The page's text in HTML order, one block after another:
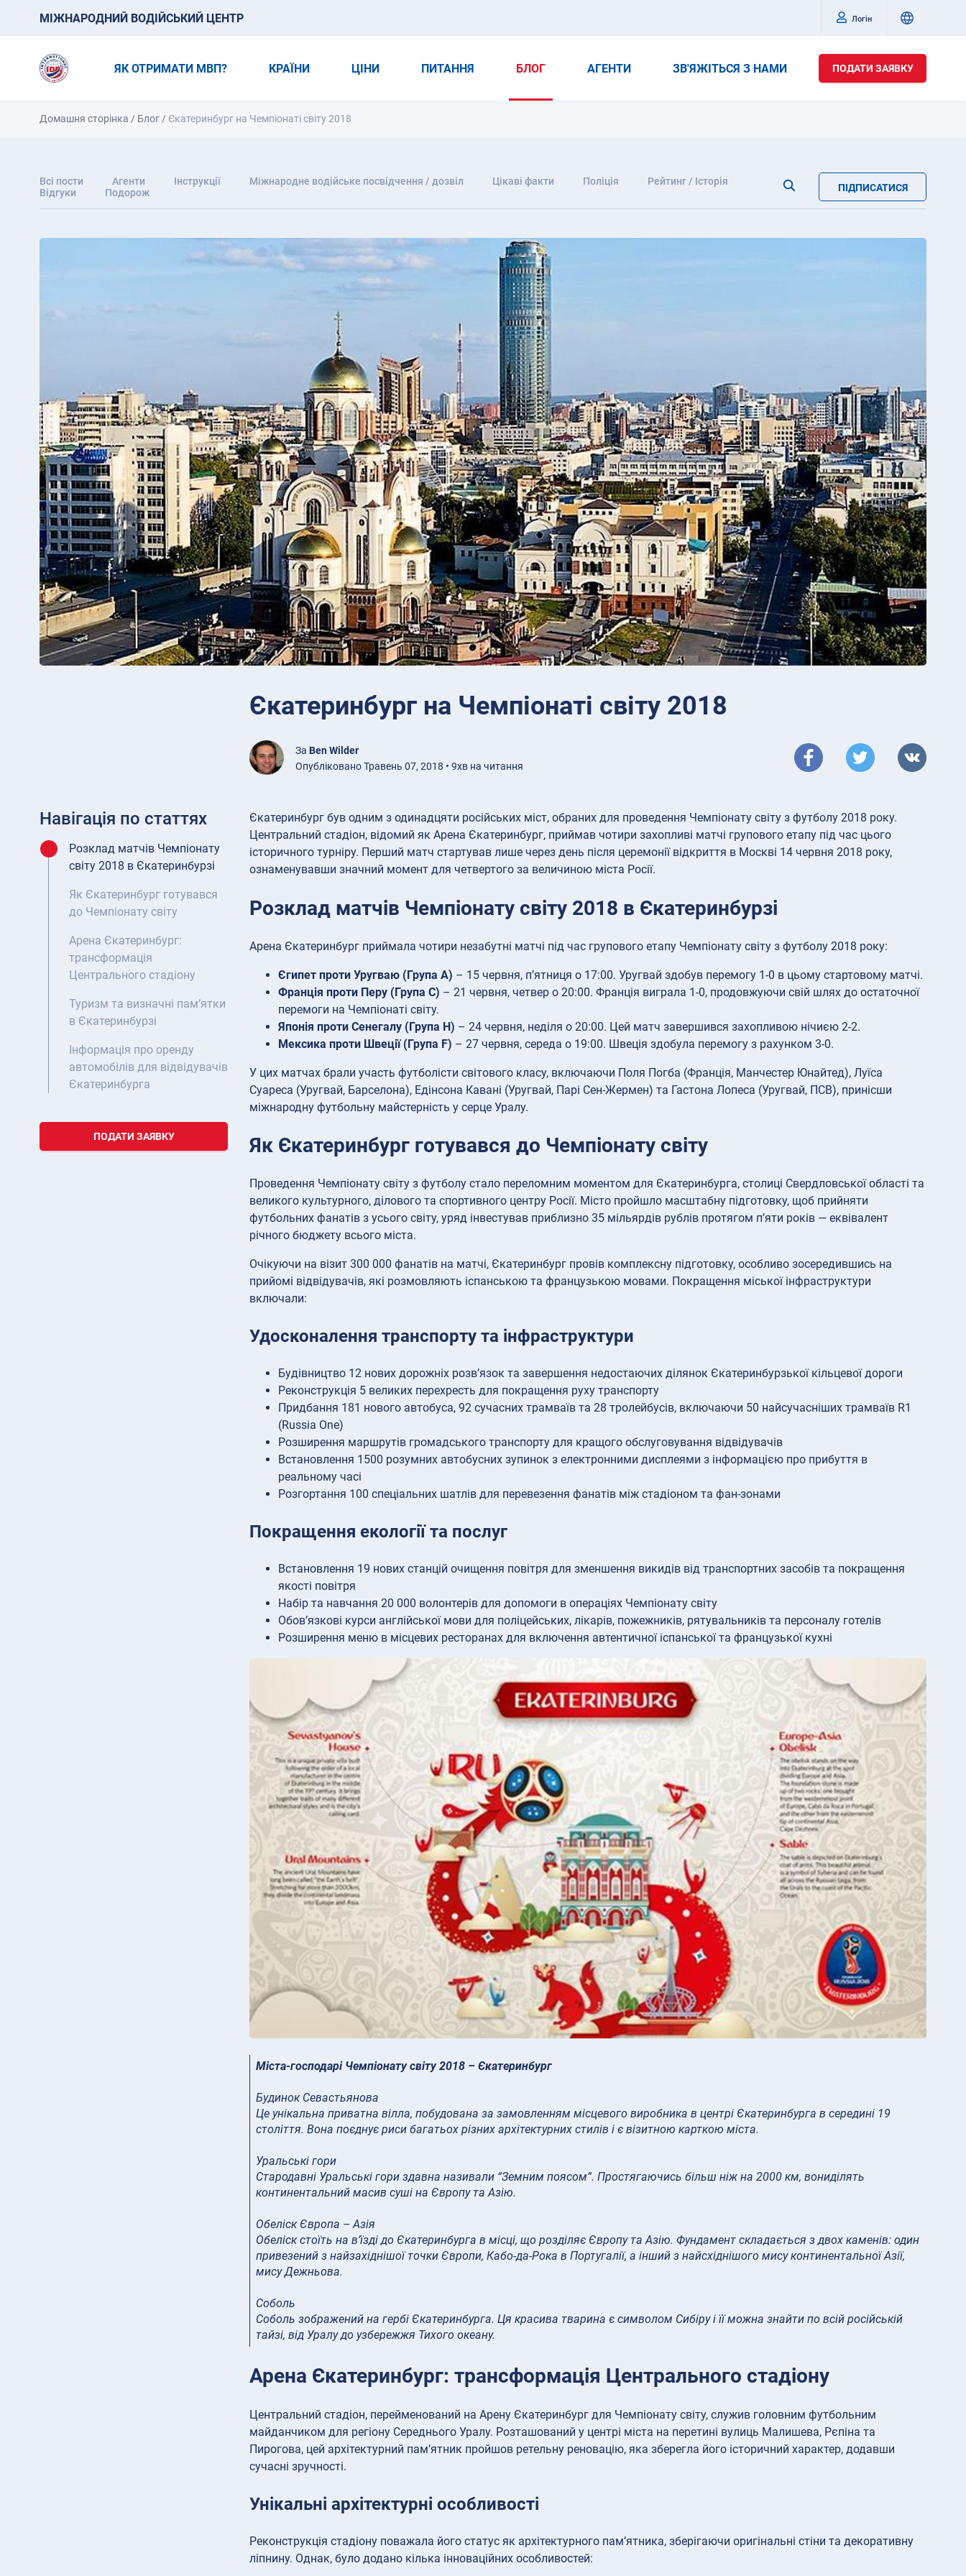
МІЖНАРОДНИЙ ВОДІЙСЬКИЙ ЦЕНТР Логін
ЯК ОТРИМАТИ МВП? КРАЇНИ ЦІНИ ПИТАННЯ БЛОГ АГЕНТИ ЗВ'ЯЖІТЬСЯ З НАМИ ПОДАТИ ЗАЯВКУ
Домашня сторінка / Блог / Єкатеринбург на Чемпіонаті світу 2018
Всі пости Агенти Інструкції Міжнародне водійське посвідчення / дозвіл Цікаві факти Поліція
Рейтинг / Історія
Відгуки
Подорож ПІДПИСАТИСЯ
Єкатеринбург на Чемпіонаті світу 2018
За Ben Wilder
Опубліковано Травень 07, 2018 • 9хв на читання
Навігація по статтях
Розклад матчів Чемпіонату
світу 2018 в Єкатеринбурзі
Як Єкатеринбург готувався
до Чемпіонату світу
Арена Єкатеринбург:
трансформація
Центрального стадіону
Туризм та визначні пам’ятки
в Єкатеринбурзі
Інформація про оренду
автомобілів для відвідувачів
Єкатеринбурга
ПОДАТИ ЗАЯВКУ
Єкатеринбург був одним з одинадцяти російських міст, обраних для проведення Чемпіонату світу з футболу 2018 року.
Центральний стадіон, відомий як Арена Єкатеринбург, приймав чотири захопливі матчі групового етапу під час цього
історичного турніру. Перший матч стартував лише через день після церемонії відкриття в Москві 14 червня 2018 року,
ознаменувавши значний момент для четвертого за величиною міста Росії.
Розклад матчів Чемпіонату світу 2018 в Єкатеринбурзі
Арена Єкатеринбург приймала чотири незабутні матчі під час групового етапу Чемпіонату світу з футболу 2018 року:
Єгипет проти Уругваю (Група A) – 15 червня, п’ятниця о 17:00. Уругвай здобув перемогу 1-0 в цьому стартовому матчі.
Франція проти Перу (Група C) – 21 червня, четвер о 20:00. Франція виграла 1-0, продовжуючи свій шлях до остаточної
перемоги на Чемпіонаті світу.
Японія проти Сенегалу (Група H) – 24 червня, неділя о 20:00. Цей матч завершився захопливою нічиєю 2-2.
Мексика проти Швеції (Група F) – 27 червня, середа о 19:00. Швеція здобула перемогу з рахунком 3-0.
У цих матчах брали участь футболісти світового класу, включаючи Поля Погба (Франція, Манчестер Юнайтед), Луїса
Суареса (Уругвай, Барселона), Едінсона Кавані (Уругвай, Парі Сен-Жермен) та Гастона Лопеса (Уругвай, ПСВ), принісши
міжнародну футбольну майстерність у серце Уралу.
Як Єкатеринбург готувався до Чемпіонату світу
Проведення Чемпіонату світу з футболу стало переломним моментом для Єкатеринбурга, столиці Свердловської області та
великого культурного, ділового та спортивного центру Росії. Місто пройшло масштабну підготовку, щоб прийняти
футбольних фанатів з усього світу, уряд інвестував приблизно 35 мільярдів рублів протягом п’яти років — еквівалент
річного бюджету всього міста.
Очікуючи на візит 300 000 фанатів на матчі, Єкатеринбург провів комплексну підготовку, особливо зосередившись на
прийомі відвідувачів, які розмовляють іспанською та французькою мовами. Покращення міської інфраструктури
включали:
Удосконалення транспорту та інфраструктури
Будівництво 12 нових дорожніх розв’язок та завершення недостаючих ділянок Єкатеринбурзької кільцевої дороги
Реконструкція 5 великих перехресть для покращення руху транспорту
Придбання 181 нового автобуса, 92 сучасних трамваїв та 28 тролейбусів, включаючи 50 найсучасніших трамваїв R1
(Russia One)
Розширення маршрутів громадського транспорту для кращого обслуговування відвідувачів
Встановлення 1500 розумних автобусних зупинок з електронними дисплеями з інформацією про прибуття в
реальному часі
Розгортання 100 спеціальних шатлів для перевезення фанатів між стадіоном та фан-зонами
Покращення екології та послуг
Встановлення 19 нових станцій очищення повітря для зменшення викидів від транспортних засобів та покращення
якості повітря
Набір та навчання 20 000 волонтерів для допомоги в операціях Чемпіонату світу
Обов’язкові курси англійської мови для поліцейських, лікарів, пожежників, рятувальників та персоналу готелів
Розширення меню в місцевих ресторанах для включення автентичної іспанської та французької кухні
Міста-господарі Чемпіонату світу 2018 – Єкатеринбург
Будинок Севастьянова
Це унікальна приватна вілла, побудована за замовленням місцевого виробника в центрі Єкатеринбурга в середині 19
століття. Вона поєднує риси багатьох різних архітектурних стилів і є візитною карткою міста.
Уральські гори
Стародавні Уральські гори здавна називали “Земним поясом”. Простягаючись більш ніж на 2000 км, вониділять
континентальний масив суші на Європу та Азію.
Обеліск Європа – Азія
Обеліск стоїть на в’їзді до Єкатеринбурга в місці, що розділяє Європу та Азію. Фундамент складається з двох каменів: один
привезений з найзахіднішої точки Європи, Кабо-да-Рока в Португалії, а інший з найсхіднішого мису континентальної Азії,
мису Дежньова.
Соболь
Соболь зображений на гербі Єкатеринбурга. Ця красива тварина є символом Сибіру і її можна знайти по всій російській
тайзі, від Уралу до узбережжя Тихого океану.
Арена Єкатеринбург: трансформація Центрального стадіону
Центральний стадіон, перейменований на Арену Єкатеринбург для Чемпіонату світу, служив головним футбольним
майданчиком для регіону Середнього Уралу. Розташований у центрі міста на перетині вулиць Малишева, Рєпіна та
Пирогова, цей архітектурний пам’ятник пройшов ретельну реновацію, яка зберегла його історичний характер, додавши
сучасні зручності.
Унікальні архітектурні особливості
Реконструкція стадіону поважала його статус як архітектурного пам’ятника, зберігаючи оригінальні стіни та декоративну
ліпнину. Однак, було додано кілька інноваційних особливостей: